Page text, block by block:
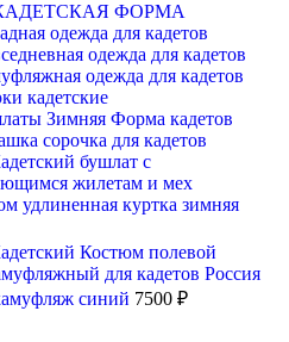
КАДЕТСКАЯ ФОРМА
одежда для кадетов
одежда для кадетов
одежда для кадетов
кадетские
Зимняя Форма кадетов
сорочка для кадетов
бушлат с
жилетам и мех
удлиненная куртка зимняя
Костюм полевой
для кадетов Россия
синий 7500 ₽